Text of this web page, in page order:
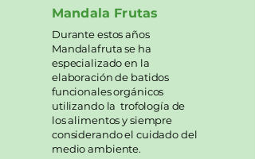
Mandala Frutas
Durante estos años
Mandalafruta se ha
especializado en la
elaboración de batidos
funcionales orgánicos
utilizando la trofología de
los alimentos y siempre
considerando el cuidado del
medio ambiente.